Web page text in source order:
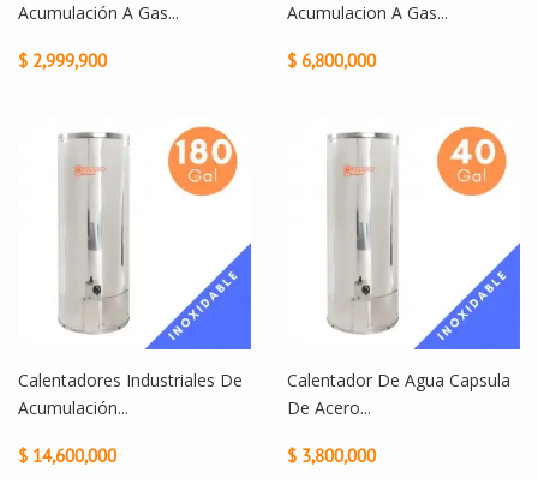
Acumulación A Gas...
$ 2,999,900
Acumulacion A Gas...
$ 6,800,000
Calentadores Industriales De
Acumulación...
$ 14,600,000
Calentador De Agua Capsula
De Acero...
$ 3,800,000